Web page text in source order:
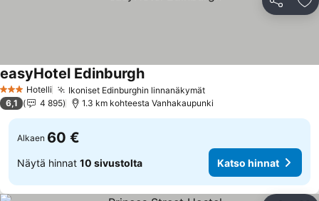
Jaa
3 Tähtiluokitus
Hotelli Ikoniset Edinburghin linnanäkymät
easyHotel Edinburgh
6,1 4 895 1.3 km kohteesta Vanhakaupunki
Alkaen 60 €
Näytä hinnat 10 sivustolta Katso hinnat